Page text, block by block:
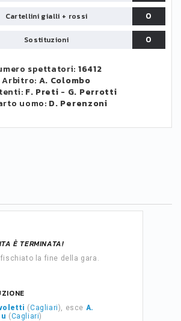
Cartellini gialli + rossi
0
Sostituzioni 0
spettatori: 16412
Arbitro: A. Colombo
F. Preti - G. Perrotti
uomo: D. Perenzoni
È TERMINATA!
fischiato la fine della gara.
(Cagliari), esce A.
(Cagliari)